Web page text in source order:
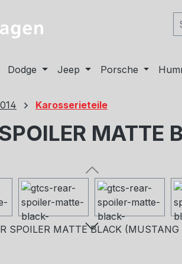
Dodge Jeep Porsche
Karosserieteile